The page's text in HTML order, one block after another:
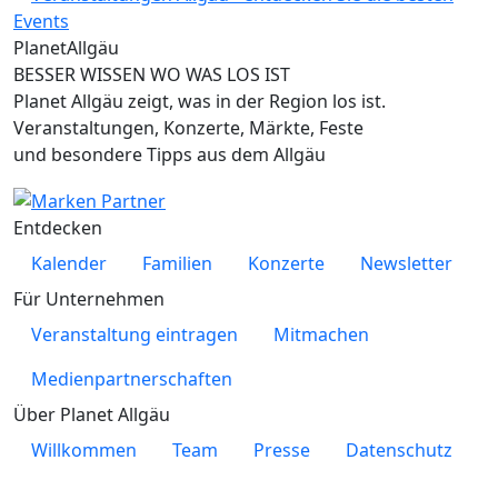
PlanetAllgäu
BESSER WISSEN WO WAS LOS IST
Planet Allgäu zeigt, was in der Region los ist.
Veranstaltungen, Konzerte, Märkte, Feste
und besondere Tipps aus dem Allgäu
Entdecken
Kalender
Familien Konzerte
Newsletter
Für Unternehmen
Veranstaltung eintragen
Mitmachen
Medienpartnerschaften
Über Planet Allgäu
Willkommen
Team Presse
Datenschutz